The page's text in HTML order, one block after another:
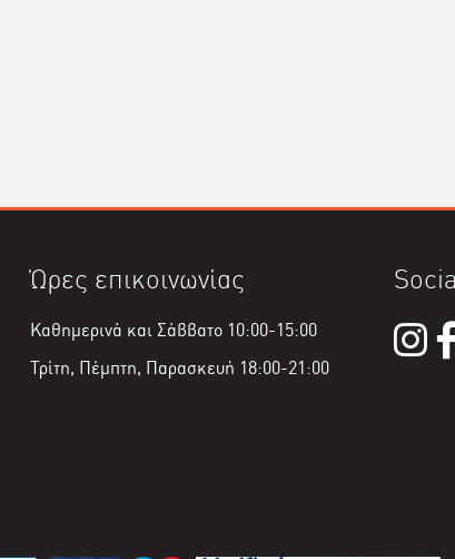
Ώρες επικοινωνίας
Καθημερινά και Σάββατο 10:00-15:00
Τρίτη, Πέμπτη, Παρασκευή 18:00-21:00